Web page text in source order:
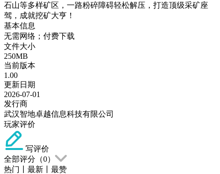
石山等多样矿区，一路粉碎障碍轻松解压，打造顶级采矿座
驾，成就挖矿大亨！
基本信息
无需网络；付费下载
文件大小
250MB
当前版本
1.00
更新日期
2026-07-01
发行商
武汉智地卓越信息科技有限公司
玩家评价
写评价
全部评分（0）
热门
最新
最赞